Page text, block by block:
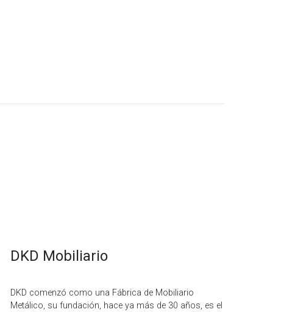
DKD Mobiliario
DKD comenzó como una Fábrica de Mobiliario
Metálico, su fundación, hace ya más de 30 años, es el